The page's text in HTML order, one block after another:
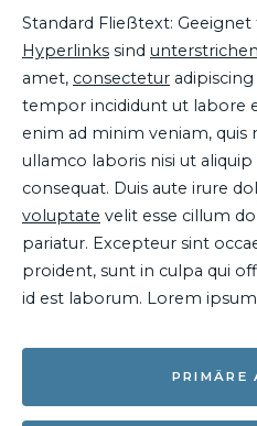
Standard Fließtext:
Hyperlinks sind unterstrichen
amet, consectetur
tempor incididunt ut labore
enim ad minim veniam, quis
ullamco laboris nisi ut
consequat. Duis aute irure
voluptate velit esse cillum
pariatur. Excepteur sint
proident, sunt in culpa qui
id est laborum. Lorem
PRIMÄRE